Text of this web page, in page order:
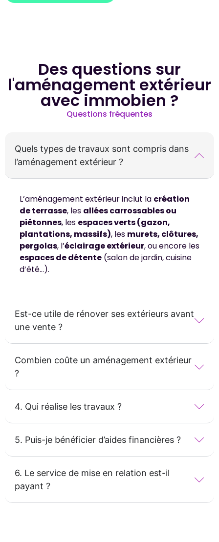
Des questions sur
l'aménagement extérieur
avec immobien ?
Questions fréquentes
Quels types de travaux sont compris dans
l’aménagement extérieur ?
L’aménagement extérieur inclut la création
de terrasse, les allées carrossables ou
piétonnes, les espaces verts (gazon,
plantations, massifs), les murets, clôtures,
pergolas, l’éclairage extérieur, ou encore les
espaces de détente (salon de jardin, cuisine
d’été…).
Est-ce utile de rénover ses extérieurs avant
une vente ?
Combien coûte un aménagement extérieur
?
4. Qui réalise les travaux ?
5. Puis-je bénéficier d’aides financières ?
6. Le service de mise en relation est-il
payant ?